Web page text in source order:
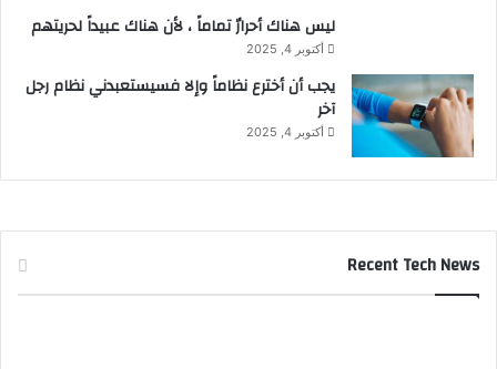
ليس هناك أحرارٌ تماماً ، لأن هناك عبيداً لحريتهم
أكتوبر 4, 2025
يجب أن أخترع نظاماً وإلا فسيستعبدني نظام رجل
آخر
أكتوبر 4, 2025
Recent Tech News